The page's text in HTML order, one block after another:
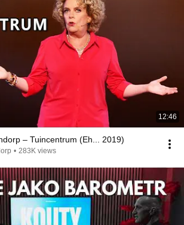
12:46
– Tuincentrum (Eh... 2019)
• 283K views